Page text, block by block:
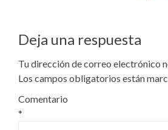
Deja una respuesta
Tu dirección de correo electrónico
Los campos obligatorios están
Comentario
*